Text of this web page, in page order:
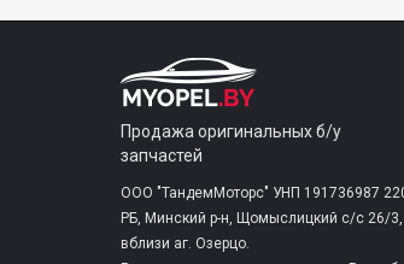
Продажа оригинальных б/у
запчастей
ООО "ТандемМоторс" УНП 191736987
РБ, Минский р-н, Щомыслицкий с/c 26/3,
вблизи аг. Озерцо.